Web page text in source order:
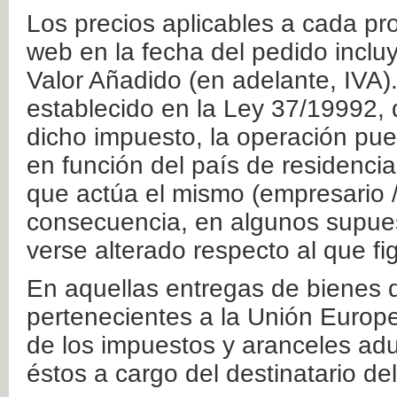
Los precios aplicables a cada
web en la fecha del pedido
Valor Añadido (en adelante,
establecido en la Ley 37/
dicho impuesto, la operación
en función del país de
que actúa el mismo
consecuencia, en algunos
verse alterado respecto al que
En aquellas entregas de bienes
pertenecientes a la Unión
de los impuestos y aranceles
éstos a cargo del destinatario